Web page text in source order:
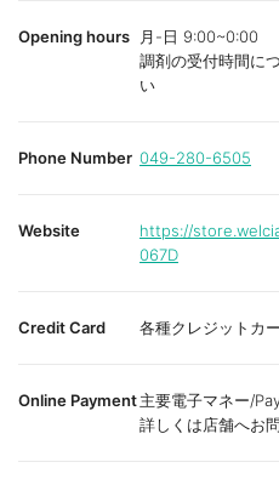
Opening hours
月-日 9:00~0:00
調剤の受付時間に
い
Phone Number 049-280-6505
Website
https://
067D
Credit Card 各種クレジットカ
Online Payment主要電子マネー/
詳しくは店舗へお